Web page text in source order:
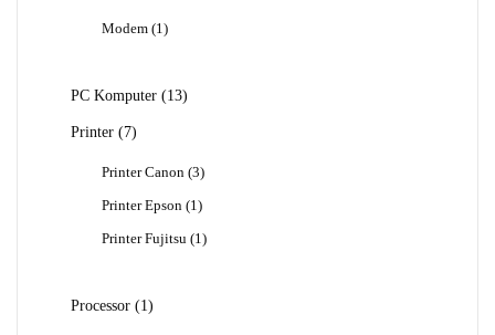
Modem 1 1
PC Komputer 1313
Printer
77
Printer Canon 33
Printer Epson
1 1
Printer Fujitsu
1 1
Processor 11